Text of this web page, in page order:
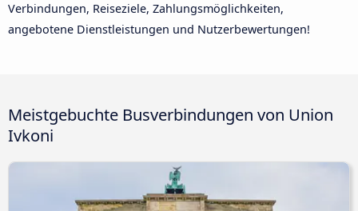
Verbindungen, Reiseziele, Zahlungsmöglichkeiten,
angebotene Dienstleistungen und Nutzerbewertungen!
Meistgebuchte Busverbindungen von Union
Ivkoni